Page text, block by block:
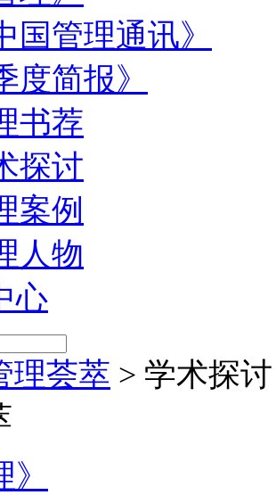
国管理通讯》
度简报》
书荐
探讨
案例
人物
心
理荟萃 > 学术探
》